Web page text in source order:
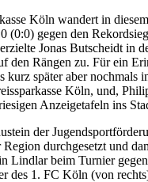
Köln wandert in
(0:0) gegen den
Jonas Butscheidt in
den Rängen zu. Für ein
später aber
Köln, und,
Anzeigetafeln ins
der
durchgesetzt und
beim Turnier
1. FC Köln (von